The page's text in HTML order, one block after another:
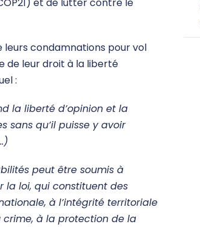
condamnations pour vol
de leur droit à la liberté
:
la liberté d’opinion et la
sans qu’il puisse y avoir
peut être soumis à
la loi, qui constituent des
à l’intégrité territoriale
crime, à la protection de la